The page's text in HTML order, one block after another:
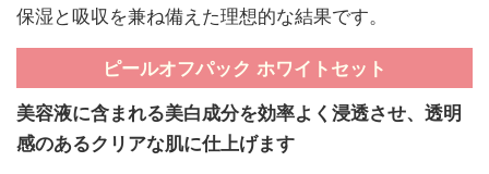
保湿と吸収を兼ね備えた理想的な結果です。
ピールオフパック ホワイトセット
美容液に含まれる美白成分を効率よく浸透させ、透明
感のあるクリアな肌に仕上げます